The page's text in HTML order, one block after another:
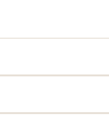
zijn voorzien van
het hotel op